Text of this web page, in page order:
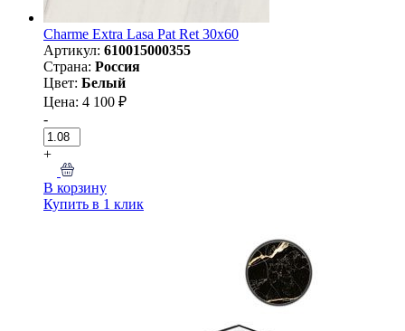
Charme Extra Lasa Pat Ret 30x60
Артикул: 610015000355
Страна: Россия
Цвет: Белый
Цена: 4 100 ₽
-
+
В корзину
Купить в 1 клик